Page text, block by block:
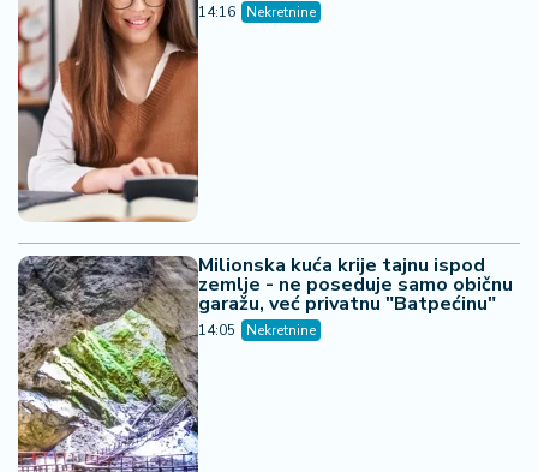
14:16 Nekretnine
Milionska kuća krije tajnu ispod
zemlje - ne poseduje samo običnu
garažu, već privatnu "Batpećinu"
14:05 Nekretnine